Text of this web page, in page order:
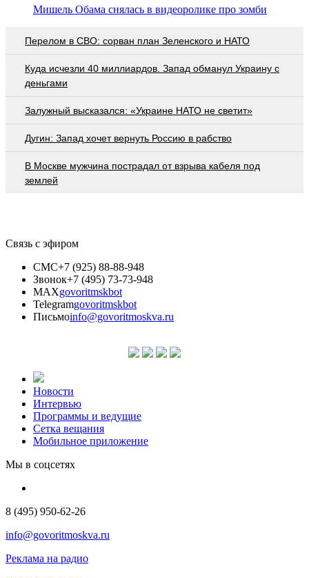
Мишель Обама снялась в видеоролике про зомби
Перелом в СВО: сорван план Зеленского и НАТО
Куда исчезли 40 миллиардов. Запад обманул Украину с
деньгами
Залужный высказался: «Украине НАТО не светит»
Дугин: Запад хочет вернуть Россию в рабство
В Москве мужчина пострадал от взрыва кабеля под
землей
Связь с эфиром
СМС+7 (925) 88-88-948
Звонок+7 (495) 73-73-948
MAXgovoritmskbot
Telegramgovoritmskbot
Письмоinfo@govoritmoskva.ru
Новости
Интервью
Программы и ведущие
Сетка вещания
Мобильное приложение
Мы в соцсетях
8 (495) 950-62-26
info@govoritmoskva.ru
Реклама на радио